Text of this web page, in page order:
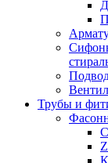
Трубы и